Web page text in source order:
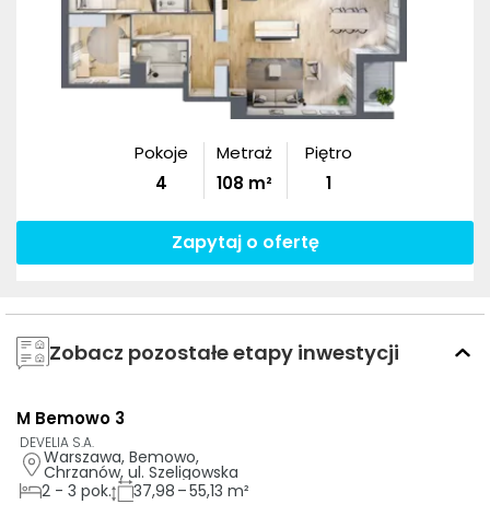
Pokoje
4
Metraż
108 m²
Piętro
1
Zapytaj o ofertę
Zobacz pozostałe etapy inwestycji
AI
M Bemowo 3
DEVELIA S.A.
Warszawa, Bemowo,
Chrzanów, ul. Szeligowska
2 - 3 pok. 37,98 – 55,13 m²